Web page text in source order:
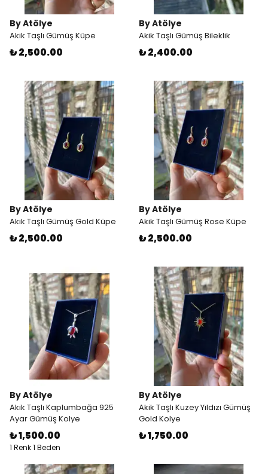
By Atölye
Akik Taşlı Gümüş Küpe
₺ 2,500.00
By Atölye
Akik Taşlı Gümüş Bileklik
₺ 2,400.00
By Atölye
Akik Taşlı Gümüş Gold Küpe
₺ 2,500.00
By Atölye
Akik Taşlı Gümüş Rose Küpe
₺ 2,500.00
By Atölye
Akik Taşlı Kaplumbağa 925
Ayar Gümüş Kolye
₺ 1,500.00
1 Renk 1 Beden
By Atölye
Akik Taşlı Kuzey Yıldızı Gümüş
Gold Kolye
₺ 1,750.00